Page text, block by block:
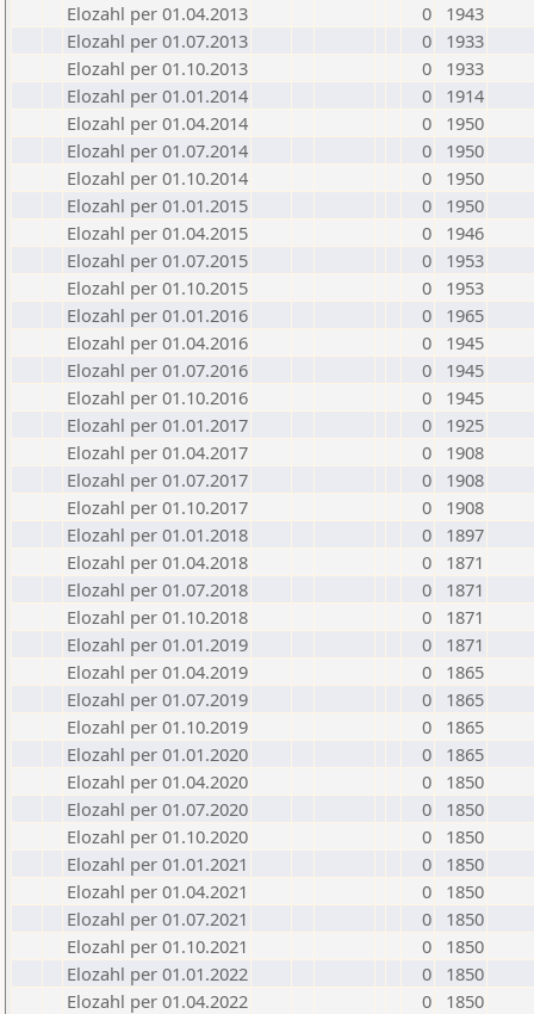
Elozahl per 01.04.2013
0
1943
Elozahl per 01.07.2013
0
1933
Elozahl per 01.10.2013
0
1933
Elozahl per 01.01.2014
0
1914
Elozahl per 01.04.2014
0
1950
Elozahl per 01.07.2014
0
1950
Elozahl per 01.10.2014
0
1950
Elozahl per 01.01.2015
0
1950
Elozahl per 01.04.2015
0
1946
Elozahl per 01.07.2015
0
1953
Elozahl per 01.10.2015
0
1953
Elozahl per 01.01.2016
0
1965
Elozahl per 01.04.2016
0
1945
Elozahl per 01.07.2016
0
1945
Elozahl per 01.10.2016
0
1945
Elozahl per 01.01.2017
0
1925
Elozahl per 01.04.2017
0
1908
Elozahl per 01.07.2017
0
1908
Elozahl per 01.10.2017
0
1908
Elozahl per 01.01.2018
0
1897
Elozahl per 01.04.2018
0
1871
Elozahl per 01.07.2018
0
1871
Elozahl per 01.10.2018
0
1871
Elozahl per 01.01.2019
0
1871
Elozahl per 01.04.2019
0
1865
Elozahl per 01.07.2019
0
1865
Elozahl per 01.10.2019
0
1865
Elozahl per 01.01.2020
0
1865
Elozahl per 01.04.2020
0
1850
Elozahl per 01.07.2020
0
1850
Elozahl per 01.10.2020
0
1850
Elozahl per 01.01.2021
0
1850
Elozahl per 01.04.2021
0
1850
Elozahl per 01.07.2021
0
1850
Elozahl per 01.10.2021
0
1850
Elozahl per 01.01.2022
0
1850
Elozahl per 01.04.2022
0
1850